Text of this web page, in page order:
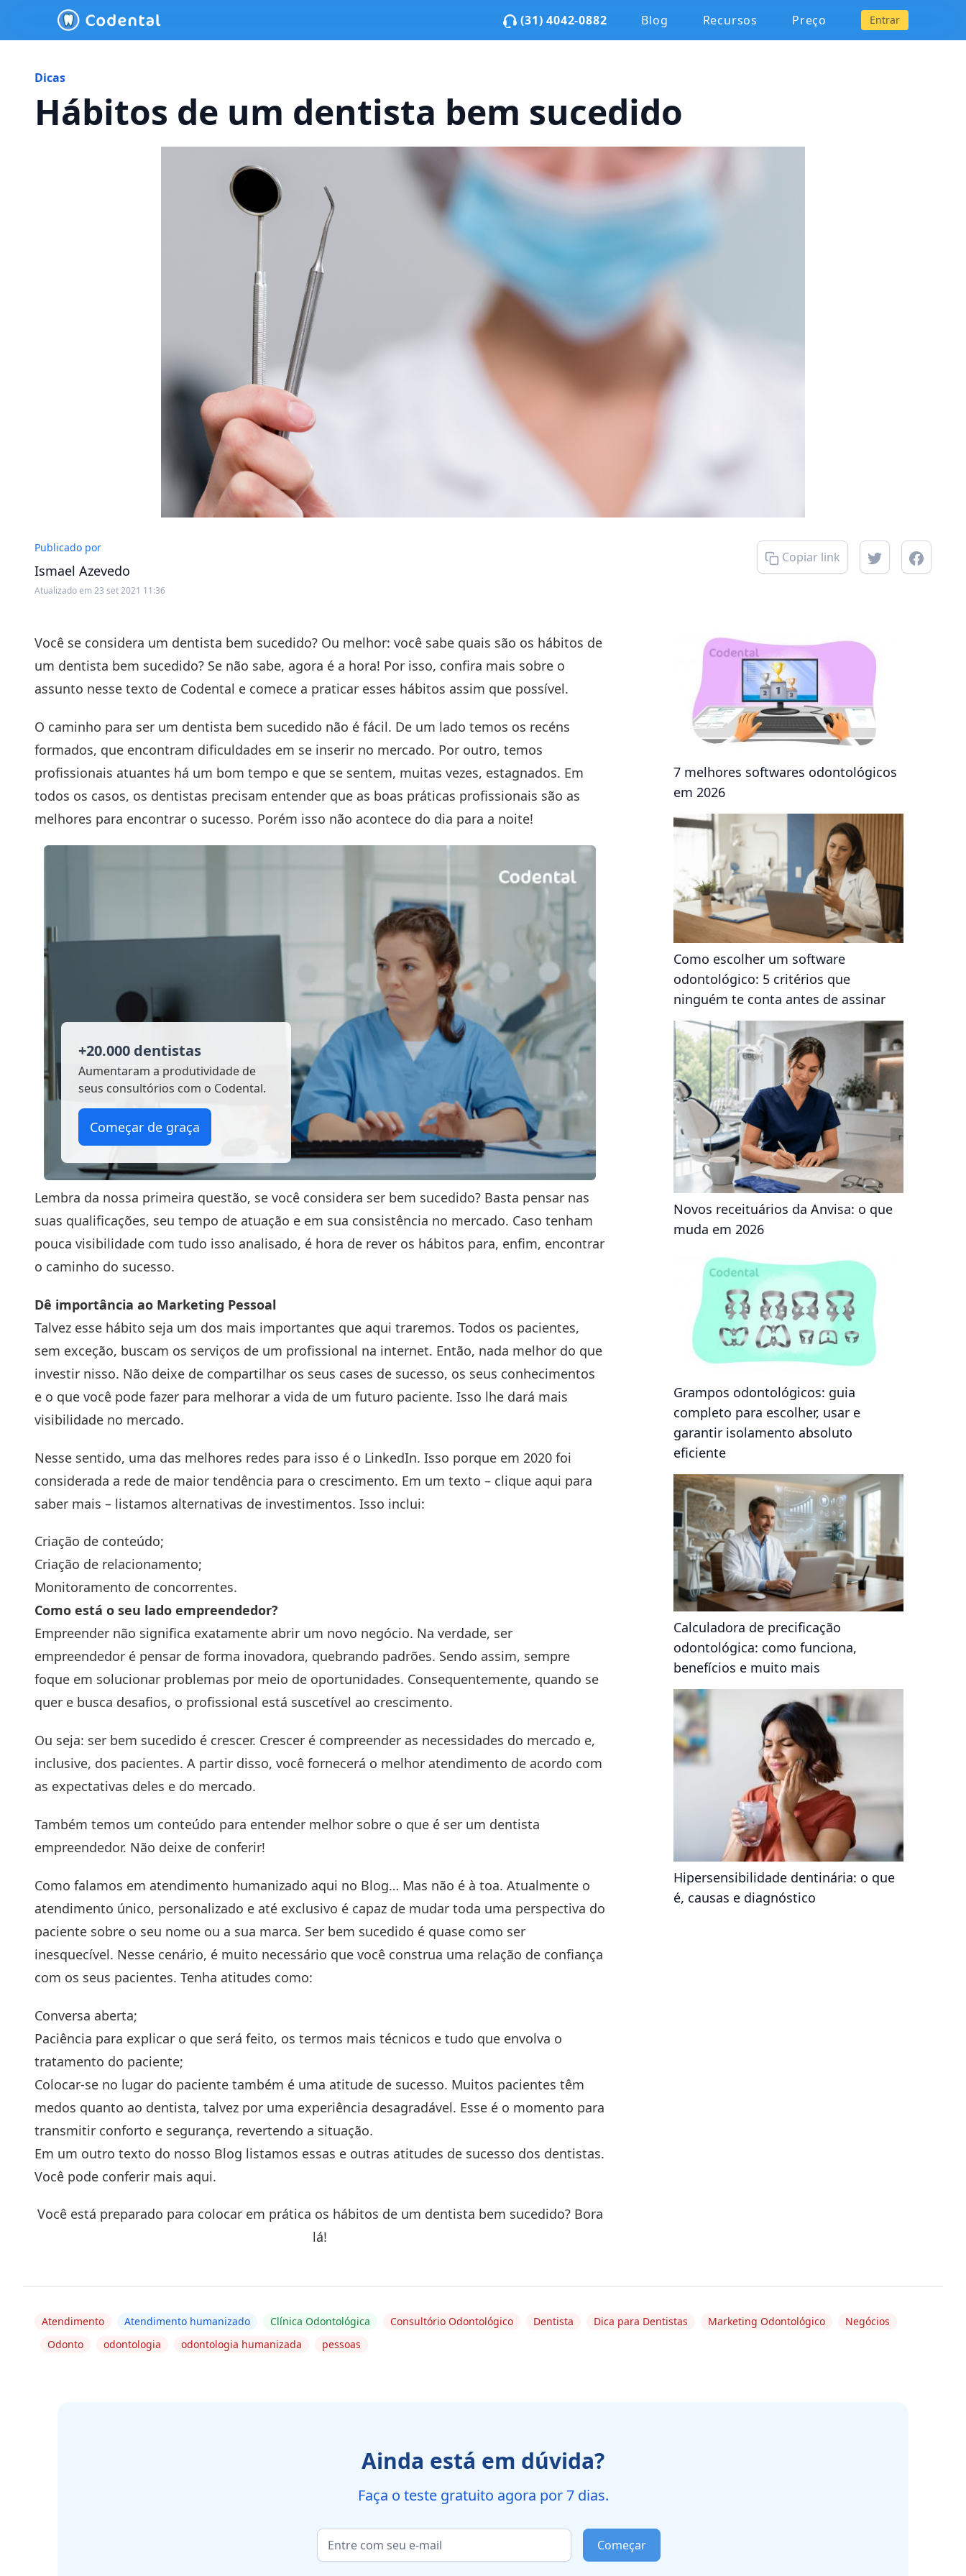
(31) 4042-0882 Blog Recursos Preço Entrar
Dicas
Hábitos de um dentista bem sucedido
Publicado por
Ismael Azevedo
Atualizado em 23 set 2021 11:36
Copiar link
Você se considera um dentista bem sucedido? Ou melhor: você sabe quais são os hábitos de
um dentista bem sucedido? Se não sabe, agora é a hora! Por isso, confira mais sobre o
assunto nesse texto de Codental e comece a praticar esses hábitos assim que possível.
O caminho para ser um dentista bem sucedido não é fácil. De um lado temos os recéns
formados, que encontram dificuldades em se inserir no mercado. Por outro, temos
profissionais atuantes há um bom tempo e que se sentem, muitas vezes, estagnados. Em
todos os casos, os dentistas precisam entender que as boas práticas profissionais são as
melhores para encontrar o sucesso. Porém isso não acontece do dia para a noite!
+20.000 dentistas
Aumentaram a produtividadede
seus consultórios com o Codental.
Começar de graça
Lembra da nossa primeira questão, se você considera ser bem sucedido? Basta pensar nas
suas qualificações, seu tempo de atuação e em sua consistência no mercado. Caso tenham
pouca visibilidade com tudo isso analisado, é hora de rever os hábitos para, enfim, encontrar
o caminho do sucesso.
Dê importância ao Marketing Pessoal
Talvez esse hábito seja um dos mais importantes que aqui traremos. Todos os pacientes,
sem exceção, buscam os serviços de um profissional na internet. Então, nada melhor do que
investir nisso. Não deixe de compartilhar os seus cases de sucesso, os seus conhecimentos
e o que você pode fazer para melhorar a vida de um futuro paciente. Isso lhe dará mais
visibilidade no mercado.
Nesse sentido, uma das melhores redes para isso é o LinkedIn. Isso porque em 2020 foi
considerada a rede de maior tendência para o crescimento. Em um texto – clique aqui para
saber mais – listamos alternativas de investimentos. Isso inclui:
Criação de conteúdo;
Criação de relacionamento;
Monitoramento de concorrentes.
Como está o seu lado empreendedor?
Empreender não significa exatamente abrir um novo negócio. Na verdade, ser
empreendedor é pensar de forma inovadora, quebrando padrões. Sendo assim, sempre
foque em solucionar problemas por meio de oportunidades. Consequentemente, quando se
quer e busca desafios, o profissional está suscetível ao crescimento.
Ou seja: ser bem sucedido é crescer. Crescer é compreender as necessidades do mercado e,
inclusive, dos pacientes. A partir disso, você fornecerá o melhor atendimento de acordo com
as expectativas deles e do mercado.
Também temos um conteúdo para entender melhor sobre o que é ser um dentista
empreendedor. Não deixe de conferir!
Como falamos em atendimento humanizado aqui no Blog… Mas não é à toa. Atualmente o
atendimento único, personalizado e até exclusivo é capaz de mudar toda uma perspectiva do
paciente sobre o seu nome ou a sua marca. Ser bem sucedido é quase como ser
inesquecível. Nesse cenário, é muito necessário que você construa uma relação de confiança
com os seus pacientes. Tenha atitudes como:
Conversa aberta;
Paciência para explicar o que será feito, os termos mais técnicos e tudo que envolva o
tratamento do paciente;
Colocar-se no lugar do paciente também é uma atitude de sucesso. Muitos pacientes têm
medos quanto ao dentista, talvez por uma experiência desagradável. Esse é o momento para
transmitir conforto e segurança, revertendo a situação.
Em um outro texto do nosso Blog listamos essas e outras atitudes de sucesso dos dentistas.
Você pode conferir mais aqui.
Você está preparado para colocar em prática os hábitos de um dentista bem sucedido? Bora
lá!
7 melhores softwares odontológicos
em 2026
Como escolher um software
odontológico: 5 critérios que
ninguém te conta antes de assinar
Novos receituários da Anvisa: o que
muda em 2026
Grampos odontológicos: guia
completo para escolher, usar e
garantir isolamento absoluto
eficiente
Calculadora de precificação
odontológica: como funciona,
benefícios e muito mais
Hipersensibilidade dentinária: o que
é, causas e diagnóstico
Atendimento Atendimento humanizado Clínica Odontológica Consultório Odontológico Dentista Dica para Dentistas Marketing Odontológico
Negócios
Odonto
odontologia odontologia humanizada pessoas
Ainda está em dúvida?
Faça o teste gratuito agora por 7 dias.
Começar